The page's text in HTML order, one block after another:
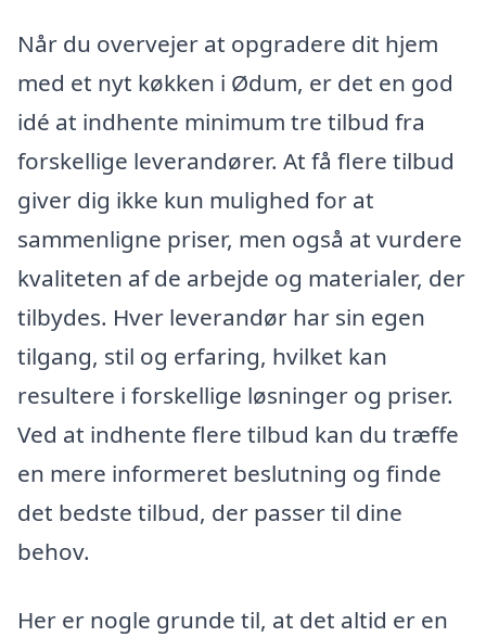
Når du overvejer at opgradere dit hjem
med et nyt køkken i Ødum, er det en god
idé at indhente minimum tre tilbud fra
forskellige leverandører. At få flere tilbud
giver dig ikke kun mulighed for at
sammenligne priser, men også at vurdere
kvaliteten af de arbejde og materialer, der
tilbydes. Hver leverandør har sin egen
tilgang, stil og erfaring, hvilket kan
resultere i forskellige løsninger og priser.
Ved at indhente flere tilbud kan du træffe
en mere informeret beslutning og finde
det bedste tilbud, der passer til dine
behov.
Her er nogle grunde til, at det altid er en